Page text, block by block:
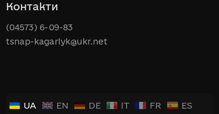
Контакти
(04573) 6-09-83
tsnap-kagarlyk@ukr.net
UA EN DE IT FR ES